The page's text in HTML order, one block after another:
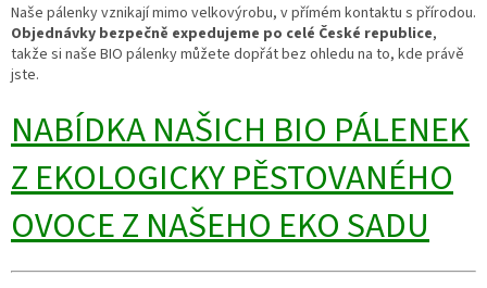
Naše pálenky vznikají mimo velkovýrobu, v přímém kontaktu s přírodou.
Objednávky bezpečně expedujeme po celé České republice,
takže si naše BIO pálenky můžete dopřát bez ohledu na to, kde právě
jste.
NABÍDKA NAŠICH BIO PÁLENEK
Z EKOLOGICKY PĚSTOVANÉHO
OVOCE Z NAŠEHO EKO SADU